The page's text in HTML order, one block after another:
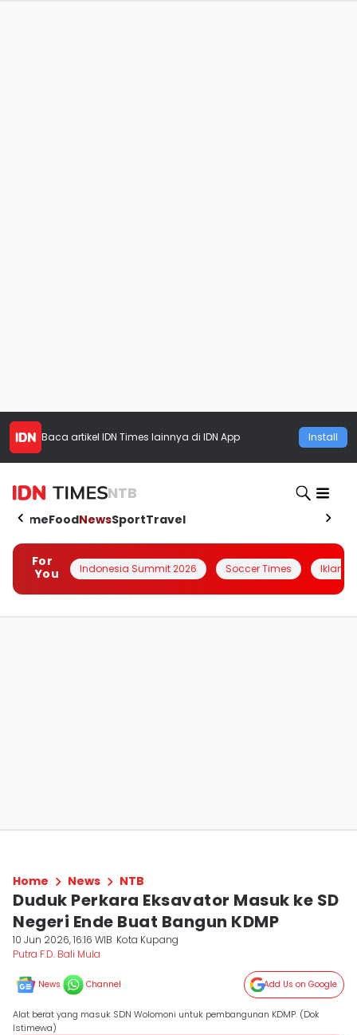
Baca artikel IDN Times lainnya di IDN App Install
NTB
HomeFoodNewsSportTravel
For
You
Indonesia Summit 2026 Soccer Times Iklanin
Home News NTB
Duduk Perkara Eksavator Masuk ke SD
Negeri Ende Buat Bangun KDMP
10 Jun 2026, 16:16 WIB Kota Kupang
Putra F.D. Bali Mula
News Channel Add Us on Google
Alat berat yang masuk SDN Wolomoni untuk pembangunan KDMP. (Dok
Istimewa)